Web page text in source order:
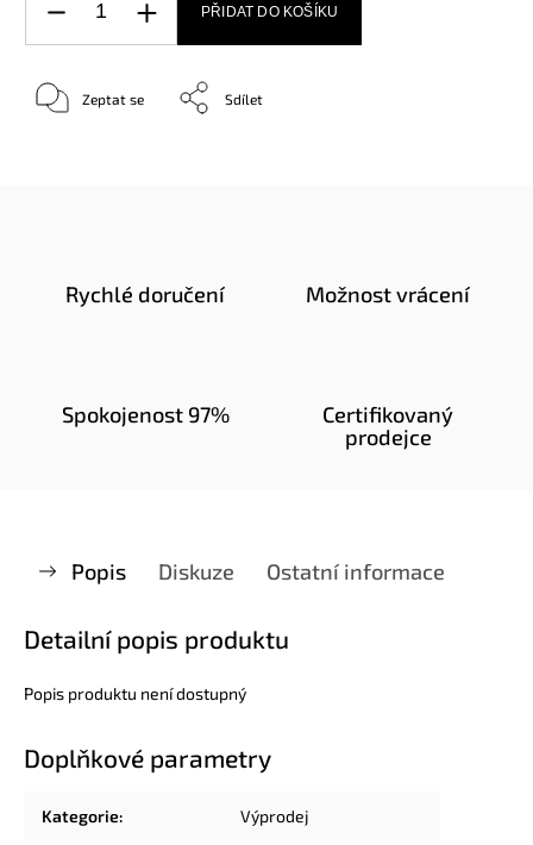
PŘIDAT DO KOŠÍKU
Zeptat se Sdílet
Rychlé doručení Možnost vrácení
Spokojenost 97%
Certifikovaný
prodejce
Popis Diskuze Ostatní informace
Detailní popis produktu
Popis produktu není dostupný
Doplňkové parametry
Kategorie: Výprodej